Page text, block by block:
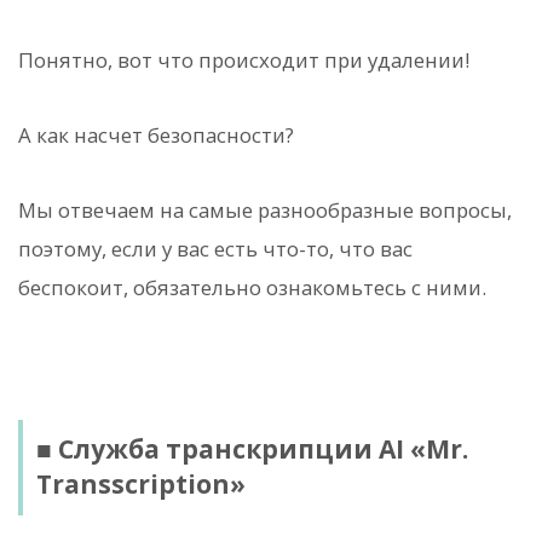
Понятно, вот что происходит при удалении!
А как насчет безопасности?
Мы отвечаем на самые разнообразные вопросы,
поэтому, если у вас есть что-то, что вас
беспокоит, обязательно ознакомьтесь с ними.
■ Служба транскрипции AI «Mr.
Transscription»